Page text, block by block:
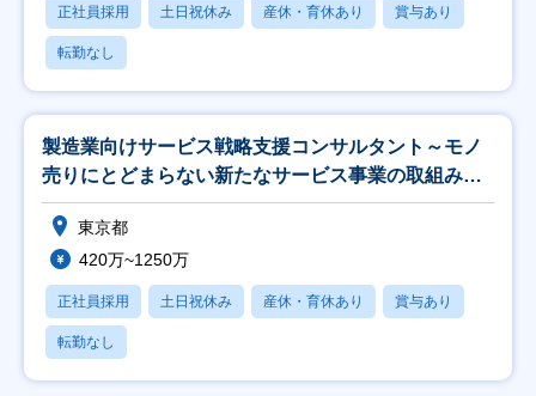
正社員採用 土日祝休み 産休・育休あり 賞与あり
転勤なし
製造業向けサービス戦略支援コンサルタント～モノ
売りにとどまらない新たなサービス事業の取組みを
支援する
東京都
420万~1250万
正社員採用 土日祝休み 産休・育休あり 賞与あり
転勤なし